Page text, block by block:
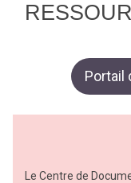
Portail
Le Centre de